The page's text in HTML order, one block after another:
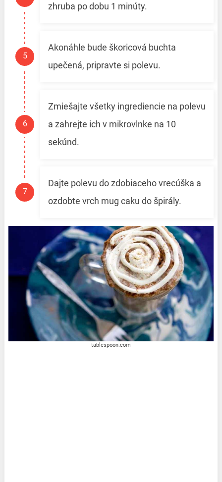
zhruba po dobu 1 minúty.
Akonáhle bude škoricová buchta
upečená, pripravte si polevu.
Zmiešajte všetky ingrediencie na polevu
a zahrejte ich v mikrovlnke na 10
sekúnd.
Dajte polevu do zdobiaceho vrecúška a
ozdobte vrch mug caku do špirály.
tablespoon.com